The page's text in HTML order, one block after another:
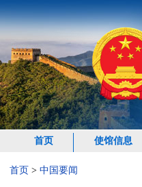
首页 使馆信息
首页 > 中国要闻